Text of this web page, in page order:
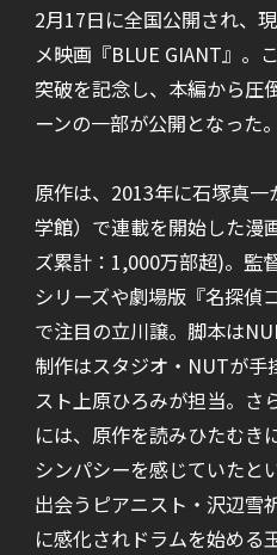
2月17日に全国公開され、
メ映画『BLUE GIANT』。
突破を記念し、本編から圧
ーンの一部が公開となった。
原作は、2013年に石塚真
学館）で連載を開始した漫
ズ累計：1,000万部超)。監
シリーズや劇場版『名探偵
で注目の立川譲。脚本は
制作はスタジオ・NUTが手
スト上原ひろみが担当。さ
には、原作を読みひたむき
シンパシーを感じていたと
出会うピアニスト・沢辺雪
に感化されドラムを始める